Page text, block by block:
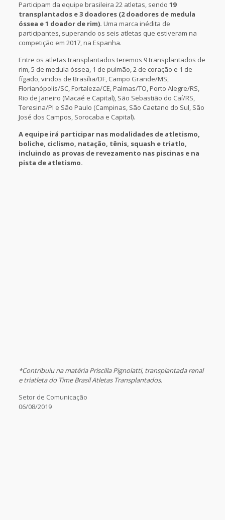
Participam da equipe brasileira 22 atletas, sendo 19
transplantados e 3 doadores (2 doadores de medula
óssea e 1 doador de rim). Uma marca inédita de
participantes, superando os seis atletas que estiveram na
competição em 2017, na Espanha.
Entre os atletas transplantados teremos 9 transplantados de
rim, 5 de medula óssea, 1 de pulmão, 2 de coração e 1 de
fígado, vindos de Brasília/DF, Campo Grande/MS,
Florianópolis/SC, Fortaleza/CE, Palmas/TO, Porto Alegre/RS,
Rio de Janeiro (Macaé e Capital), São Sebastião do Caí/RS,
Teresina/PI e São Paulo (Campinas, São Caetano do Sul, São
José dos Campos, Sorocaba e Capital).
A equipe irá participar nas modalidades de atletismo,
boliche, ciclismo, natação, tênis, squash e triatlo,
incluindo as provas de revezamento nas piscinas e na
pista de atletismo.
*Contribuiu na matéria Priscilla Pignolatti, transplantada renal
e triatleta do Time Brasil Atletas Transplantados.
Setor de Comunicação
06/08/2019